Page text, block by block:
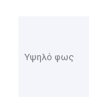
Υψηλό φως